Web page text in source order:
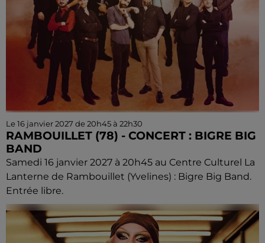
Le 16 janvier 2027 de 20h45 à 22h30
RAMBOUILLET (78) - CONCERT : BIGRE BIG
BAND
Samedi 16 janvier 2027 à 20h45 au Centre Culturel La
Lanterne de Rambouillet (Yvelines) : Bigre Big Band.
Entrée libre.